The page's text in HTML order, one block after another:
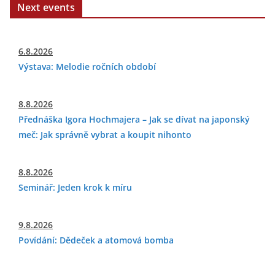
Next events
6.8.2026
Výstava: Melodie ročních období
8.8.2026
Přednáška Igora Hochmajera – Jak se dívat na japonský
meč: Jak správně vybrat a koupit nihonto
8.8.2026
Seminář: Jeden krok k míru
9.8.2026
Povídání: Dědeček a atomová bomba